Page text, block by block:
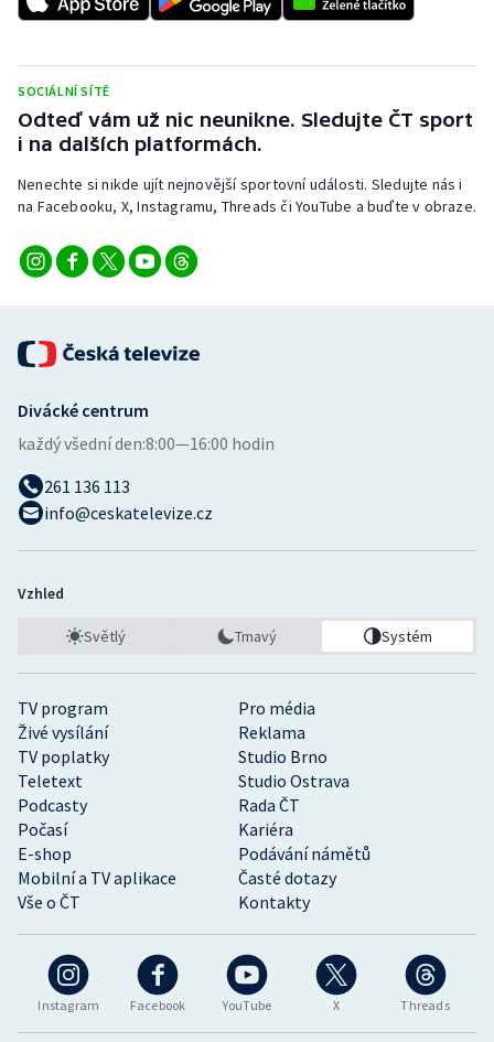
Sportovní střelba
Stolní tenis
Triatlon
Veslování
Volejbal
SOCIÁLNÍ SÍTĚ
Odteď vám už nic neunikne. Sledujte ČT sport
i na dalších platformách.
Nenechte si nikde ujít nejnovější sportovní události. Sledujte nás i
na Facebooku, X, Instagramu, Threads či YouTube a buďte v obraze.
Instagram Facebook YouTube X Threads
TV program
Pro média
Živé vysílání
Reklama
TV poplatky
Studio Brno
Teletext
Studio Ostrava
Podcasty
Rada ČT
Počasí
Kariéra
E-shop
Podávání námětů
Mobilní a TV aplikace
Časté dotazy
Vše o ČT
Kontakty
Divácké centrum
každý všední den:8:00—16:00 hodin
261 136 113
info@ceskatelevize.cz
Vzhled
Světlý Tmavý Systém